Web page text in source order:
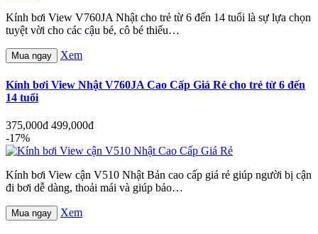
Kính bơi View V760JA Nhật cho trẻ từ 6 đến 14 tuổi là sự lựa chọn
tuyệt vời cho các cậu bé, cô bé thiếu…
Mua ngay Xem
Kính bơi View Nhật V760JA Cao Cấp Giá Rẻ cho trẻ từ 6 đến
14 tuổi
375,000đ 499,000đ
-17%
Kính bơi View cận V510 Nhật Bản cao cấp giá rẻ giúp người bị cận
đi bơi dễ dàng, thoải mái và giúp bảo…
Mua ngay Xem